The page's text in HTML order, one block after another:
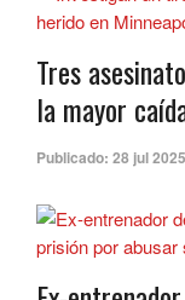
Tres
la mayor
Publicado: 28 jul 2025